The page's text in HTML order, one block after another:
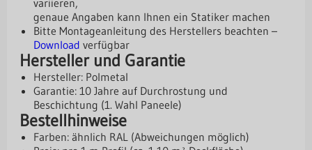
variieren,
genaue Angaben kann Ihnen ein Statiker machen
Bitte Montageanleitung des Herstellers beachten –
Download verfügbar
Hersteller und Garantie
Hersteller: Polmetal
Garantie: 10 Jahre auf Durchrostung und
Beschichtung (1. Wahl Paneele)
Bestellhinweise
Farben: ähnlich RAL (Abweichungen möglich)